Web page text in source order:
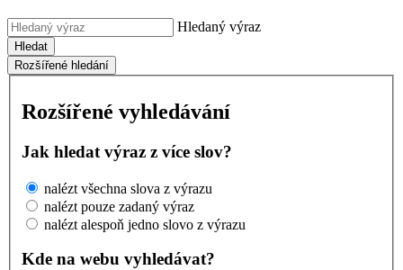
Hledaný výraz
Hledat
Rozšířené hledání
Rozšířené vyhledávání
Jak hledat výraz z více slov?
nalézt všechna slova z výrazu
nalézt pouze zadaný výraz
nalézt alespoň jedno slovo z výrazu
Kde na webu vyhledávat?